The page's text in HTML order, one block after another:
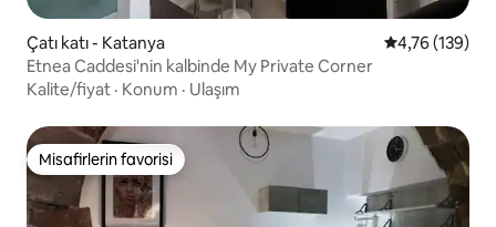
Çatı katı - Katanya 5 üzerinden
4,76 (139)
Etnea Caddesi'nin kalbinde My Private Corner
Kalite/fiyat · Konum · Ulaşım
Misafirlerin favorisi
Misafirlerin favorisi